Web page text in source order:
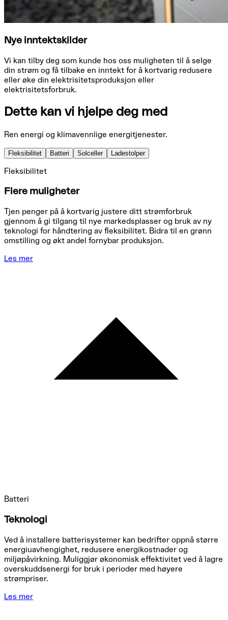
Nye inntektskilder
Vi kan tilby deg som kunde hos oss muligheten til å selge
din strøm og få tilbake en inntekt for å kortvarig redusere
eller øke din elektrisitetsproduksjon eller
elektrisitetsforbruk.
Dette kan vi hjelpe deg med
Ren energi og klimavennlige energitjenester.
Fleksibilitet Batteri Solceller Ladestolper
Fleksibilitet
Flere muligheter
Tjen penger på å kortvarig justere ditt strømforbruk
gjennom å gi tilgang til nye markedsplasser og bruk av ny
teknologi for håndtering av fleksibilitet. Bidra til en grønn
omstilling og økt andel fornybar produksjon.
Les mer
Batteri
Teknologi
Ved å installere batterisystemer kan bedrifter oppnå større
energiuavhengighet, redusere energikostnader og
miljøpåvirkning. Muliggjør økonomisk effektivitet ved å lagre
overskuddsenergi for bruk i perioder med høyere
strømpriser.
Les mer